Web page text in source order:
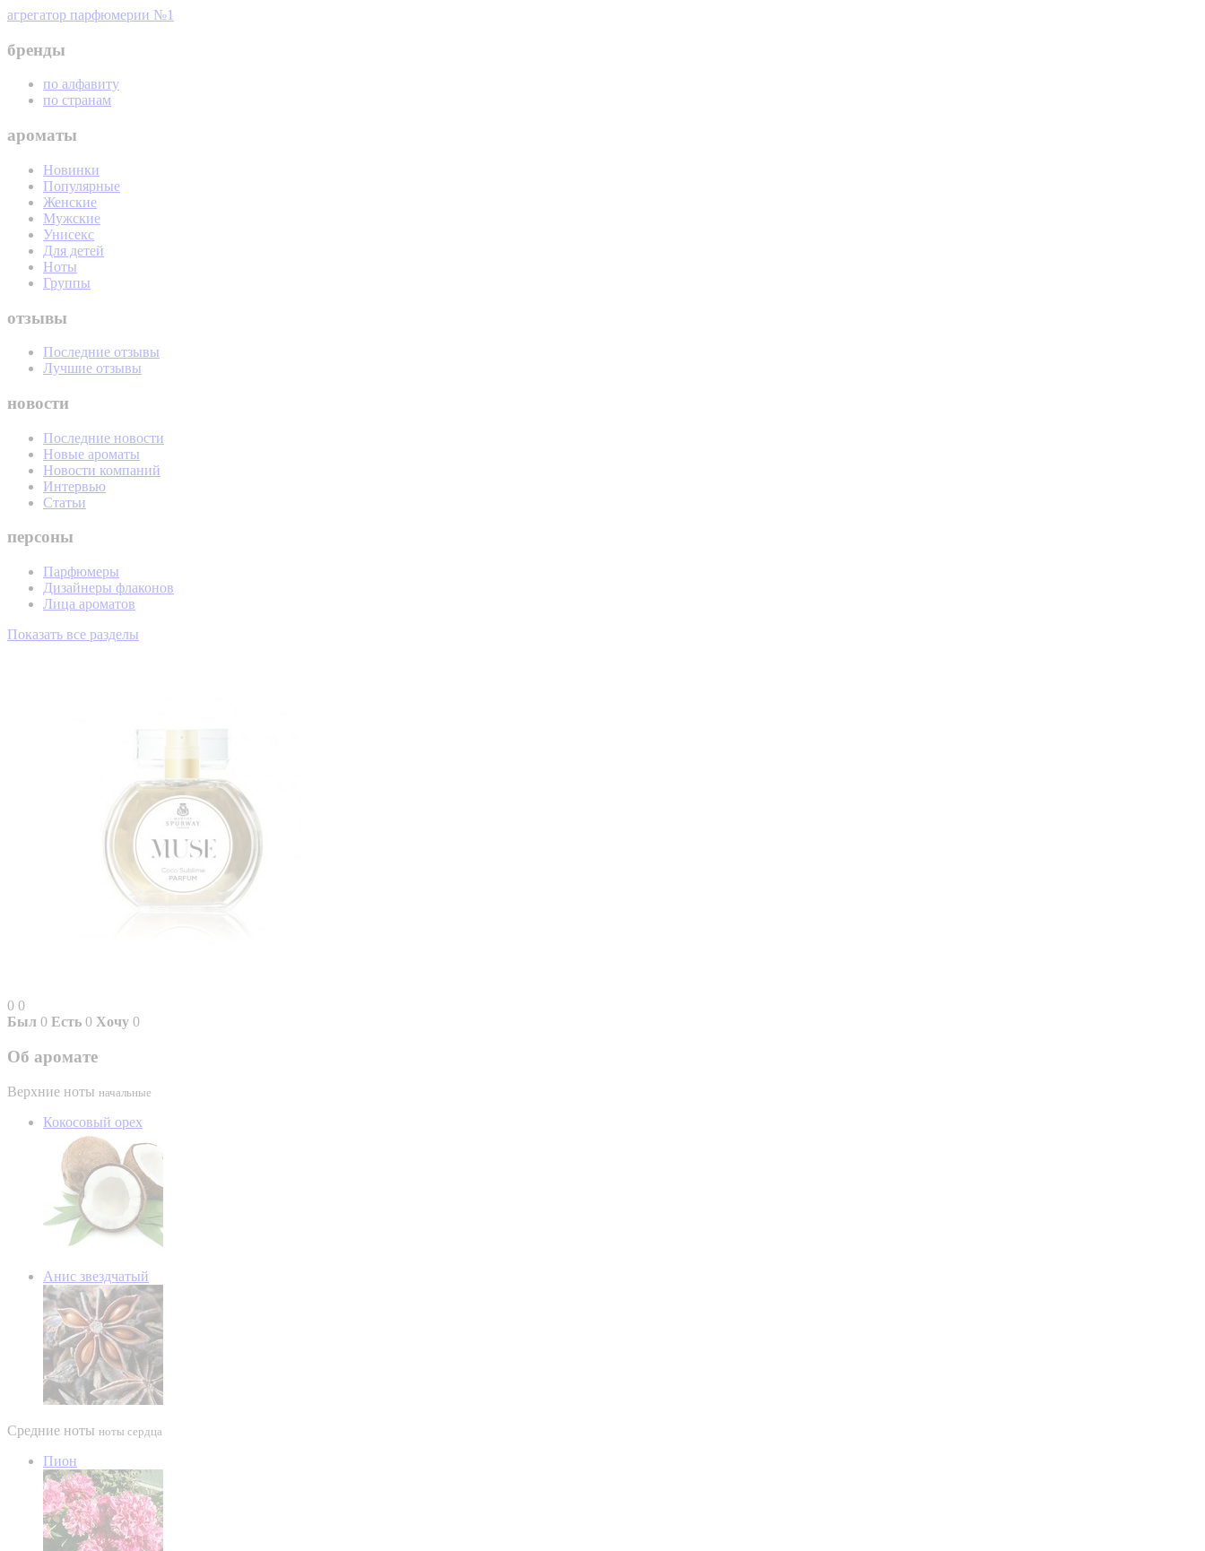
агрегатор парфюмерии №1
бренды
по алфавиту
по странам
ароматы
Новинки
Популярные
Женские
Мужские
Унисекс
Для детей
Ноты
Группы
отзывы
Последние отзывы
Лучшие отзывы
новости
Последние новости
Новые ароматы
Новости компаний
Интервью
Статьи
персоны
Парфюмеры
Дизайнеры флаконов
Лица ароматов
Показать все разделы
0 0
Был 0 Есть 0 Хочу 0
Об аромате
Верхние ноты начальные
Кокосовый орех
Анис звездчатый
Средние ноты ноты сердца
Пион